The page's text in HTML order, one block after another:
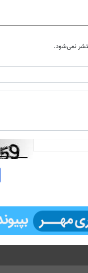
نمی‌شود.